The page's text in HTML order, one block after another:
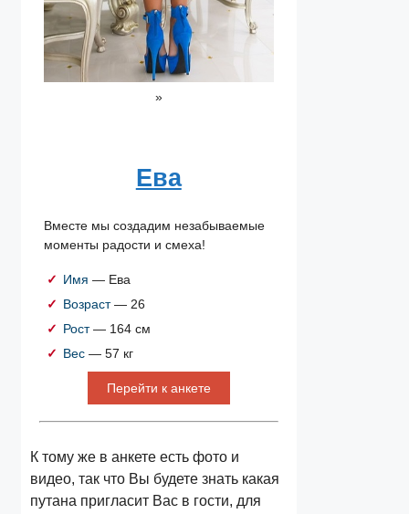
»
Ева
Вместе мы создадим незабываемые
моменты радости и смеха!
Имя — Ева
Возраст— 26
Рост— 164 см
Вес — 57 кг
Перейти к анкете
К тому же в анкете есть фото и
видео, так что Вы будете знать какая
путана пригласит Вас в гости, для